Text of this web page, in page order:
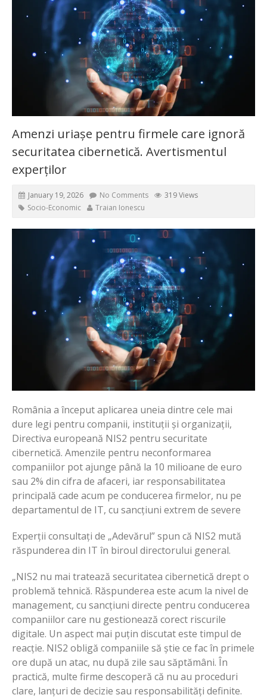
Amenzi uriașe pentru firmele care ignoră
securitatea cibernetică. Avertismentul
experților
January 19, 2026 No Comments
319 Views
Socio-Economic
Traian Ionescu
România a început aplicarea uneia dintre cele mai
dure legi pentru companii, instituții și organizații,
Directiva europeană NIS2 pentru securitate
cibernetică. Amenzile pentru neconformarea
companiilor pot ajunge până la 10 milioane de euro
sau 2% din cifra de afaceri, iar responsabilitatea
principală cade acum pe conducerea firmelor, nu pe
departamentul de IT, cu sancțiuni extrem de severe
Experții consultați de „Adevărul” spun că NIS2 mută
răspunderea din IT în biroul directorului general.
„NIS2 nu mai tratează securitatea cibernetică drept o
problemă tehnică. Răspunderea este acum la nivel de
management, cu sancțiuni directe pentru conducerea
companiilor care nu gestionează corect riscurile
digitale. Un aspect mai puțin discutat este timpul de
reacție. NIS2 obligă companiile să știe ce fac în primele
ore după un atac, nu după zile sau săptămâni. În
practică, multe firme descoperă că nu au proceduri
clare, lanțuri de decizie sau responsabilități definite.